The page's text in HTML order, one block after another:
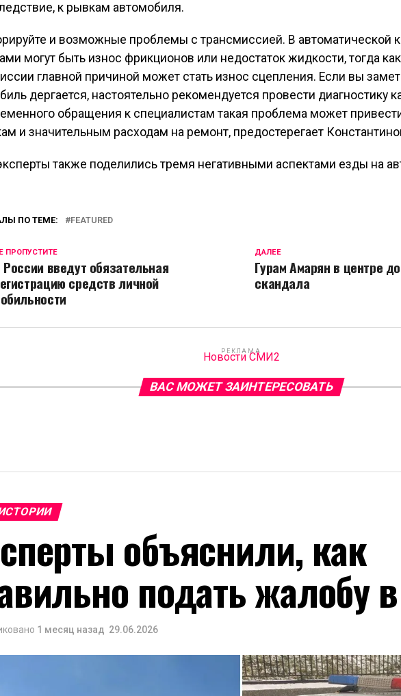
к рывкам автомобиля.
и возможные проблемы с трансмиссией. В автоматической
могут быть износ фрикционов или недостаток жидкости, тогда
главной причиной может стать износ сцепления. Если вы
дергается, настоятельно рекомендуется провести диагностику
обращения к специалистам такая проблема может
и значительным расходам на ремонт, предостерегает
также поделились тремя негативными аспектами езды на
ПО ТЕМЕ: FEATURED
ДАЛЕЕ
Гурам Амарян в центре
скандала
ПРОПУСТИТЕ
России введут обязательная
средств личной
РЕКЛАМА
Новости СМИ2
ВАС МОЖЕТ ЗАИНТЕРЕСОВАТЬ
объяснили, как
подать жалобу
1 месяц назад 29.06.2026